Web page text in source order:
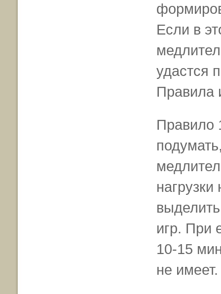
Если в
удастся
Правила
Правило
игр. При
10-15
не